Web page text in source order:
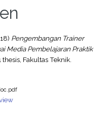
Pengembangan Trainer
Media Pembelajaran Praktik
thesis, Fakultas Teknik.